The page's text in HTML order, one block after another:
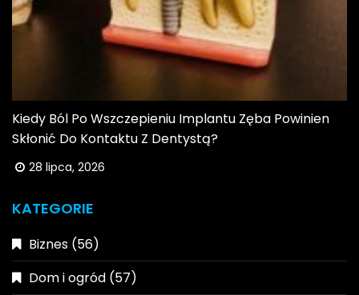
Kiedy Ból Po Wszczepieniu Implantu Zęba Powinien
Skłonić Do Kontaktu Z Dentystą?
28 lipca, 2026
KATEGORIE
Biznes (56)
Dom i ogród (57)